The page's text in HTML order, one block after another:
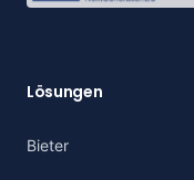
Lösungen
Bieter